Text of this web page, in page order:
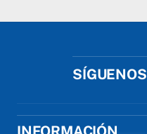
SÍGUENOS